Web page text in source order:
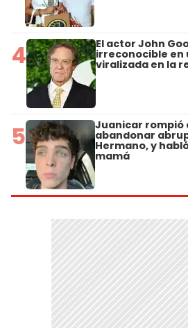
4 El actor John
irreconocible en
viralizada en la
5 Juanicar rompió
abandonar
Hermano, y
mamá